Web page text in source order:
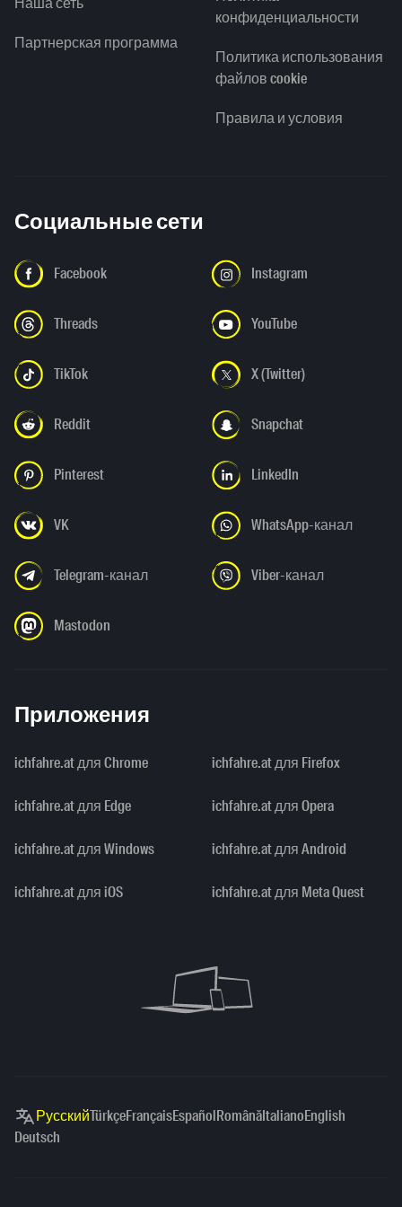
Партнерская программа
конфиденциальности
Политика использования
файлов cookie
Правила и условия
Социальные сети
Facebook Instagram
Threads YouTube
TikTok X (Twitter)
Reddit Snapchat
Pinterest LinkedIn
VK WhatsApp-канал
Telegram-канал Viber-канал
Mastodon
Приложения
ichfahre.at для Chrome ichfahre.at для Firefox
ichfahre.at для Edge ichfahre.at для Opera
ichfahre.at для Windows ichfahre.at для Android
ichfahre.at для iOS ichfahre.at для Meta Quest
РусскийTürkçeFrançaisEspañolRomânăItalianoEnglish
Deutsch